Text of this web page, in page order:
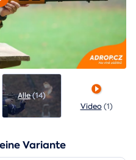
Alle(14)
Video (1)
Variante